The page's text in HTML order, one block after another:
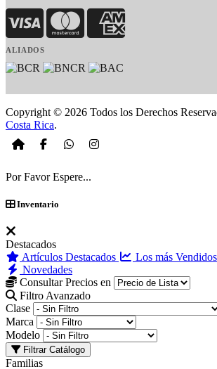
Visa MasterCardAmerican Express
ALIADOS
Copyright © 2026 Todos los Derechos
Costa Rica.
Por Favor Espere...
Inventario
Destacados
Artículos Destacados
Los más Vendidos
Novedades
Consultar Precios en
Filtro Avanzado
Clase
Marca
Modelo
Filtrar Catálogo
Familias